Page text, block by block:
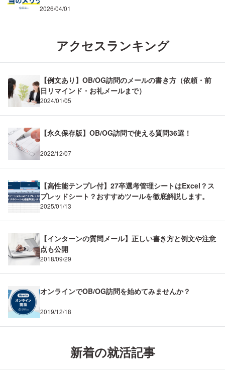
2026/04/01
アクセスランキング
【例文あり】OB/OG訪問のメールの書き方（依頼・前
日リマインド・お礼メールまで）
2024/01/05
【永久保存版】OB/OG訪問で使える質問36選！
2022/12/07
【高性能テンプレ付】27卒選考管理シートはExcel？ス
プレッドシート？おすすめツールを徹底解説します。
2025/01/13
【インターンの質問メール】正しい書き方と例文や注意
点も公開
2018/09/29
オンラインでOB/OG訪問を始めてみませんか？
2019/12/18
新着の就活記事